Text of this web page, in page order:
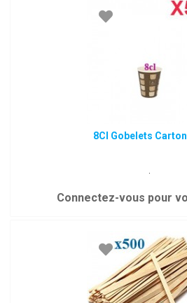
8Cl Gobelets
.
Connectez-vous pour